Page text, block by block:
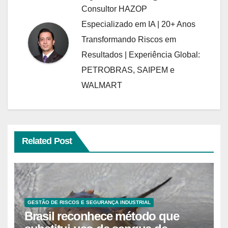
Consultor HAZOP
Especializado em IA | 20+ Anos
Transformando Riscos em
Resultados | Experiência Global:
PETROBRAS, SAIPEM e
WALMART
Related Post
GESTÃO DE RISCOS E SEGURANÇA INDUSTRIAL
Brasil reconhece método que